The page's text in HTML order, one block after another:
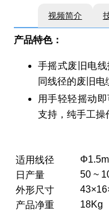
视频简介
产品特色：
手摇式废旧电
同线径的废旧电
用手轻轻摇动
支持，纯手工操
适用线径
日产量
50 ~
外形尺寸
产品净重
18Kg